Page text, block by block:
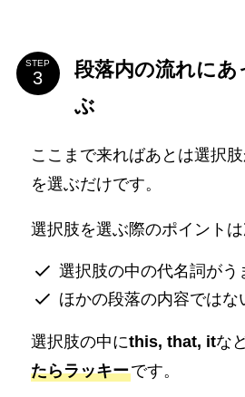
STEP
段落内の流れにあ
ぶ
ここまで来ればあとは選択
を選ぶだけです。
選択肢を選ぶ際のポイントは
選択肢の中の代名詞がう
ほかの段落の内容ではな
選択肢の中にthis, that, itな
たらラッキーです。